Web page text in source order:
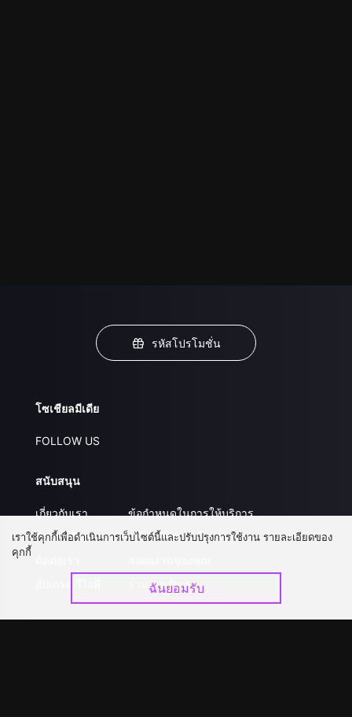
รหัสโปรโมชั่น
โซเชียลมีเดีย
FOLLOW US
สนับสนุน
เกี่ยวกับเรา
คำถามที่พบบ่อย
ข้อกำหนดในการให้บริการ
นโยบายความเป็นส่วนตัว
ร่วมงานกับเรา
เราใช้คุกกี้เพื่อดำเนินการเว็บไซต์นี้และปรับปรุงการใช้งาน รายละเอียดของ
คุกกี้
ฉันยอมรับ